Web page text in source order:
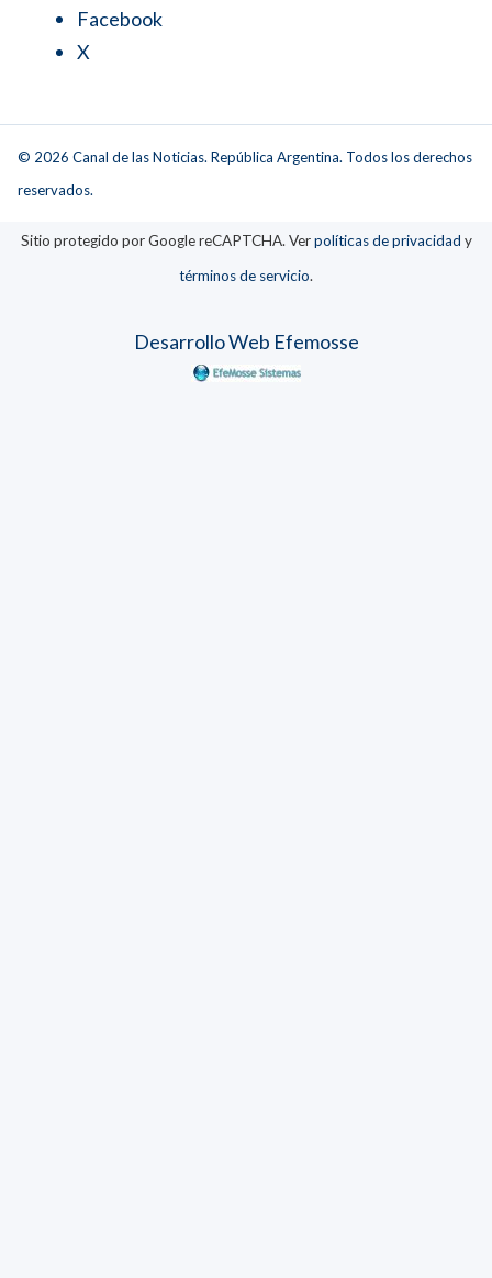
Facebook
X
© 2026 Canal de las Noticias. República Argentina. Todos los derechos
reservados.
Sitio protegido por Google reCAPTCHA. Verpolíticas de privacidad y
términos de servicio.
Desarrollo Web Efemosse